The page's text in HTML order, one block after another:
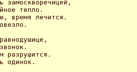
замоскворечицей,
тепло.
время лечится.
разрушится.
одинок.